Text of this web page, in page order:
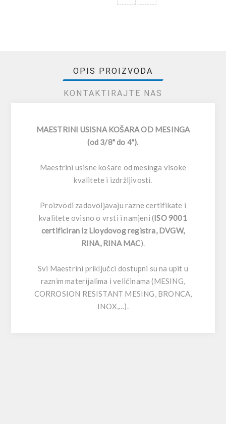
OPIS PROIZVODA
KONTAKTIRAJTE NAS
MAESTRINI USISNA KOŠARA OD MESINGA
(od 3/8" do 4").
Maestrini usisne košare od mesinga visoke
kvalitete i izdržljivosti.
Proizvodi zadovoljavaju razne certifikate i
kvalitete ovisno o vrsti i namjeni (ISO 9001
certificiran iz Lloydovog registra, DVGW,
RINA, RINA MAC).
Svi Maestrini priključci dostupni su na upit u
raznim materijalima i veličinama (MESING,
CORROSION RESISTANT MESING, BRONCA,
INOX,…).